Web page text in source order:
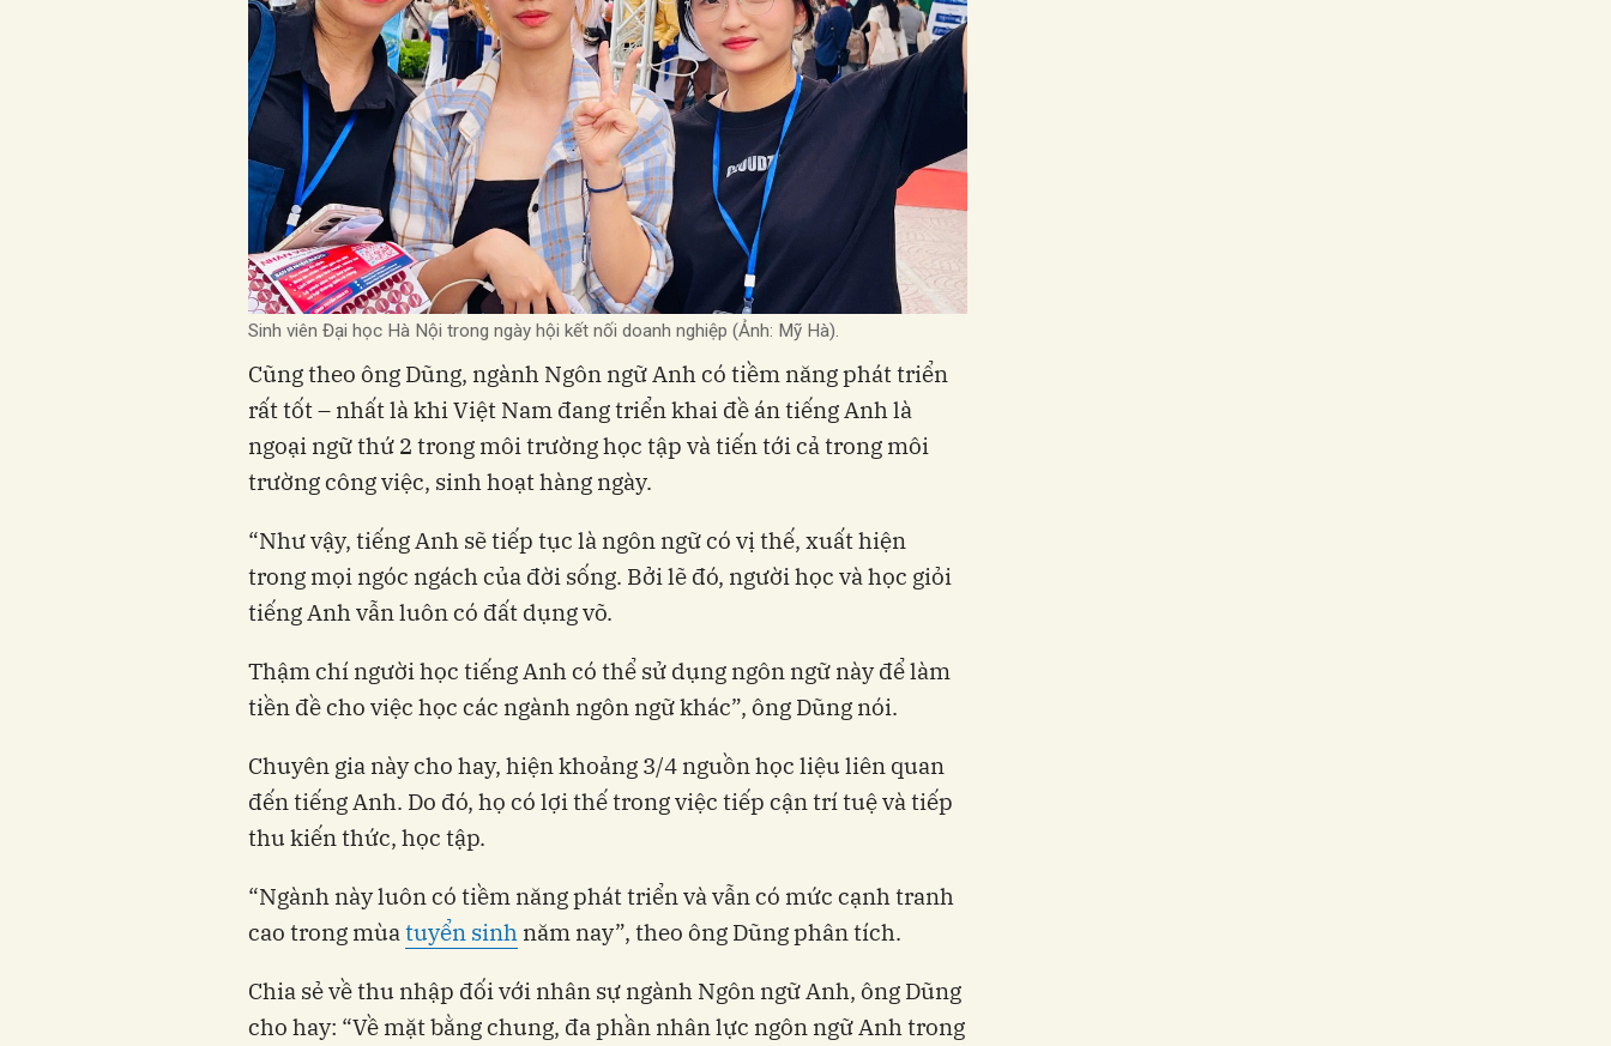
Sinh viên Đại học Hà Nội trong ngày hội kết nối doanh nghiệp (Ảnh: Mỹ Hà).
Cũng theo ông Dũng, ngành Ngôn ngữ Anh có tiềm năng phát triển
rất tốt – nhất là khi Việt Nam đang triển khai đề án tiếng Anh là
ngoại ngữ thứ 2 trong môi trường học tập và tiến tới cả trong môi
trường công việc, sinh hoạt hàng ngày.
“Như vậy, tiếng Anh sẽ tiếp tục là ngôn ngữ có vị thế, xuất hiện
trong mọi ngóc ngách của đời sống. Bởi lẽ đó, người học và học giỏi
tiếng Anh vẫn luôn có đất dụng võ.
Thậm chí người học tiếng Anh có thể sử dụng ngôn ngữ này để làm
tiền đề cho việc học các ngành ngôn ngữ khác”, ông Dũng nói.
Chuyên gia này cho hay, hiện khoảng 3/4 nguồn học liệu liên quan
đến tiếng Anh. Do đó, họ có lợi thế trong việc tiếp cận trí tuệ và tiếp
thu kiến thức, học tập.
“Ngành này luôn có tiềm năng phát triển và vẫn có mức cạnh tranh
cao trong mùa tuyển sinh năm nay”, theo ông Dũng phân tích.
Chia sẻ về thu nhập đối với nhân sự ngành Ngôn ngữ Anh, ông Dũng
cho hay: “Về mặt bằng chung, đa phần nhân lực ngôn ngữ Anh trong